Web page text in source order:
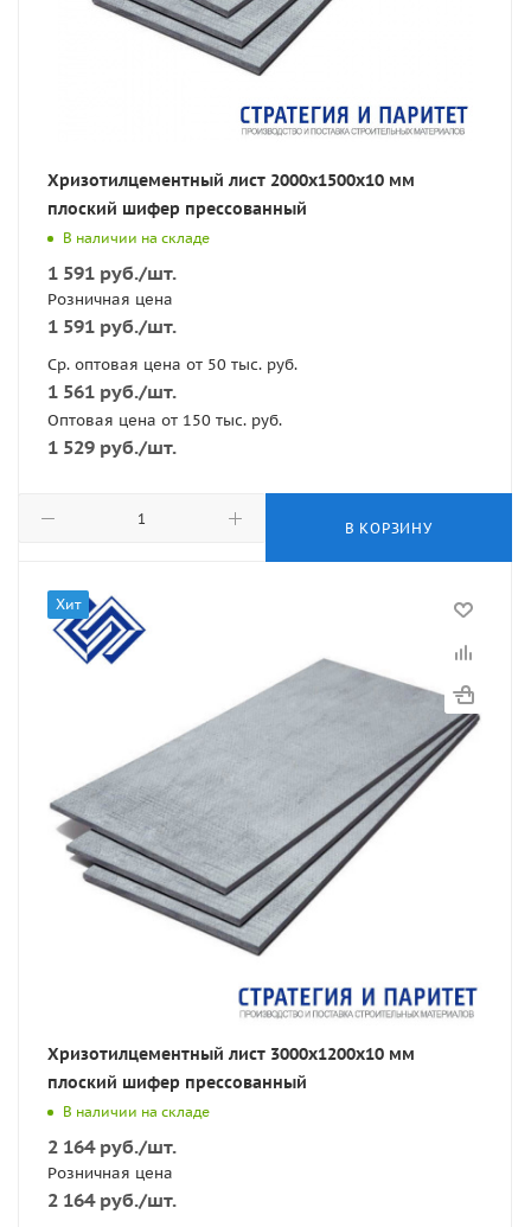
Хризотилцементный лист 2000х1500х10 мм
плоский шифер прессованный
В наличии на складе
1 591 руб./шт.
Розничная цена
1 591 руб./шт.
Ср. оптовая цена от 50 тыс. руб.
1 561 руб./шт.
Оптовая цена от 150 тыс. руб.
1 529 руб./шт.
В КОРЗИНУ
Хит
Хризотилцементный лист 3000х1200х10 мм
плоский шифер прессованный
В наличии на складе
2 164руб./шт.
Розничная цена
2 164руб./шт.